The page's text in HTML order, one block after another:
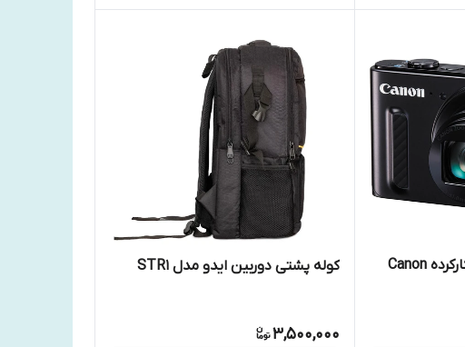
دوربین دیجیتال کانن کارکرده Canon
کوله پشتی دوربین ایدو مدل STR1
3,500,000